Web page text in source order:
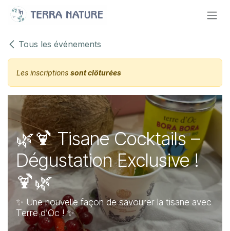
Se rendre au contenu
Tous les événements
Les inscriptions sont clôturées
🌿🍹 Tisane Cocktails –
Dégustation Exclusive !
🍹🌿
✨ Une nouvelle façon de savourer la tisane avec
Terre d’Oc ! ✨